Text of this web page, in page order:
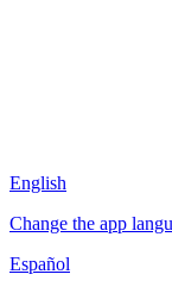
English
Change the app
Español